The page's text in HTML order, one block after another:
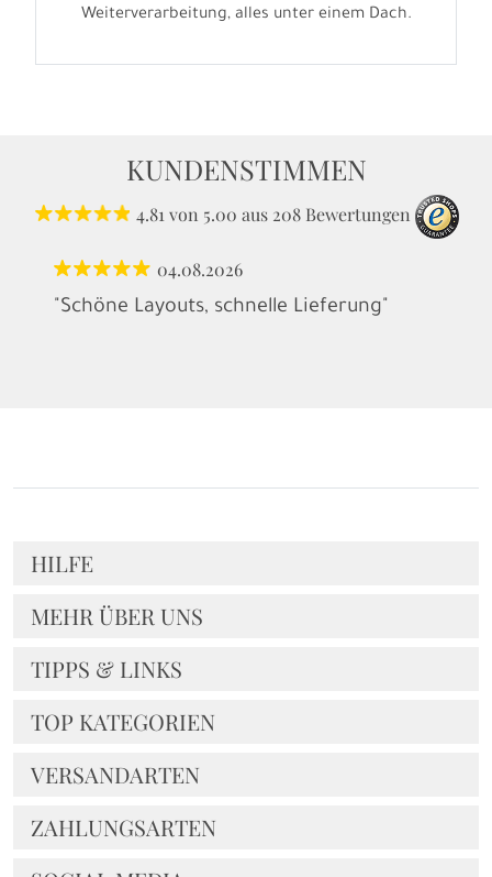
Weiterverarbeitung, alles unter einem Dach.
KUNDENSTIMMEN
4.81von 5.00 aus 208 Bewertungen
04.08.2026
"Schöne Layouts, schnelle Lieferung"
HILFE
MEHR ÜBER UNS
TIPPS & LINKS
TOP KATEGORIEN
VERSANDARTEN
ZAHLUNGSARTEN